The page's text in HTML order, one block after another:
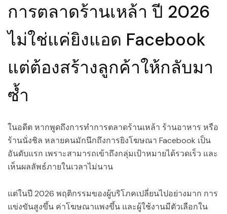
การตลาดร้านเหล้า ปี 2026
ไม่ใช่แค่ยิงแอด Facebook
แต่ต้องสร้างลูกค้าให้กลับมา
ซ้ำ
ในอดีต หากพูดถึงการทำการตลาดร้านเหล้า ร้านอาหาร หรือ
ร้านนั่งชิล หลายคนมักนึกถึงการยิงโฆษณา Facebook เป็น
อันดับแรก เพราะสามารถเข้าถึงกลุ่มเป้าหมายได้รวดเร็ว และ
เห็นผลลัพธ์ภายในเวลาไม่นาน
แต่ในปี 2026 พฤติกรรมของผู้บริโภคเปลี่ยนไปอย่างมาก การ
แข่งขันสูงขึ้น ค่าโฆษณาแพงขึ้น และผู้ใช้งานมีตัวเลือกใน